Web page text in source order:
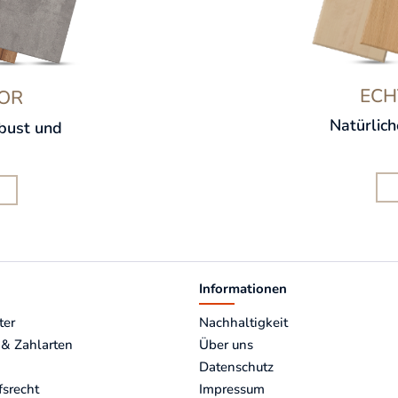
und
Zahlarten
Informationen
Nachhaltigkeit
Über uns
Datenschutz
Impressum